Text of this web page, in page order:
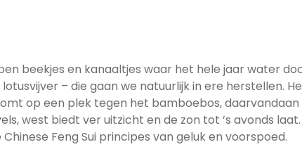
beekjes en kanaaltjes waar het hele jaar water
– die gaan we natuurlijk in ere herstellen.
op een plek tegen het bamboebos,
west biedt ver uitzicht en de zon tot ’s avonds
Feng Sui principes van geluk en voorspoed.